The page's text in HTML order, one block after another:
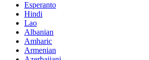
Esperanto
Hindi
Lao
Albanian
Amharic
Armenian